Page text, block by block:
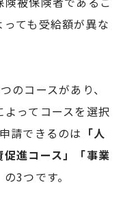
ても受給額が異な
のコースがあり、
ってコースを選択
請できるのは 「人
進コース」「事業
の3つです。